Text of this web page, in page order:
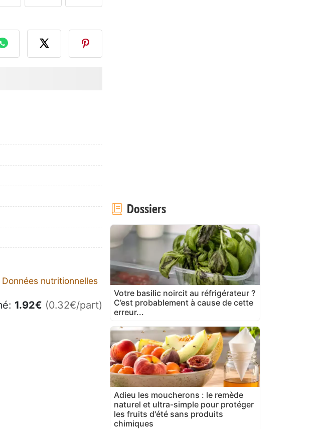
Publier votre photo de cette
Données nutritionnelles
1.92€ (0.32€/part)
Dossiers
Votre basilic noircit au réfrigérateur ?
C’est probablement à cause de cette
erreur...
Adieu les moucherons : le remède
naturel et ultra-simple pour protéger
les fruits d'été sans produits
chimiques